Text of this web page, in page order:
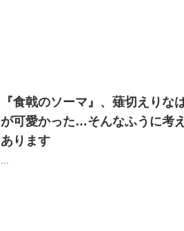
『食戟のソーマ』、薙切えりな
が可愛かった…そんなふうに考
あります